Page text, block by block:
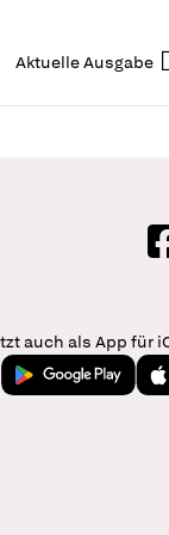
Aktuelle Ausgabe
login
auch als App für
Jetzt bei Google